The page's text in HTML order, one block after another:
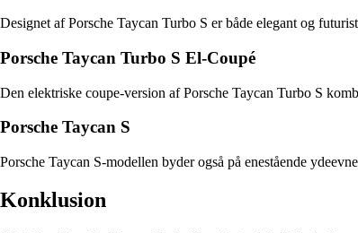
Designet af Porsche Taycan Turbo S er både elegant og
Porsche Taycan Turbo S El-Coupé
Den elektriske coupe-version af Porsche Taycan Turbo S
Porsche Taycan S
Porsche Taycan S-modellen byder også på enestående
Konklusion